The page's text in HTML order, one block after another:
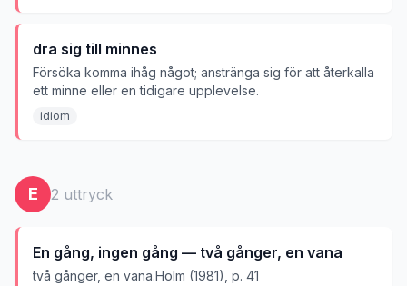
dra sig till minnes
Försöka komma ihåg något; anstränga sig för att återkalla
ett minne eller en tidigare upplevelse.
idiom
E 2 uttryck
En gång, ingen gång — två gånger, en vana
två gånger, en vana.Holm (1981), p. 41